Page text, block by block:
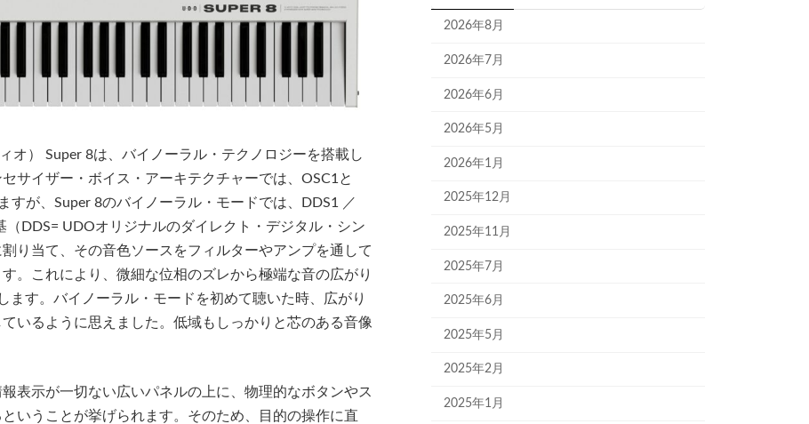
オ） Super 8は、バイノーラル・テクノロジーを搭載し
サイザー・ボイス・アーキテクチャーでは、OSC1と
すが、Super 8のバイノーラル・モードでは、DDS1 ／
（DDS= UDOオリジナルのダイレクト・デジタル・シン
り当て、その音色ソースをフィルターやアンプを通して
。これにより、微細な位相のズレから極端な音の広がり
ます。バイノーラル・モードを初めて聴いた時、広がり
いるように思えました。低域もしっかりと芯のある音像
表示が一切ない広いパネルの上に、物理的なボタンやス
いうことが挙げられます。そのため、目的の操作に直
2026年8月
2026年7月
2026年6月
2026年5月
2026年1月
2025年12月
2025年11月
2025年7月
2025年6月
2025年5月
2025年2月
2025年1月